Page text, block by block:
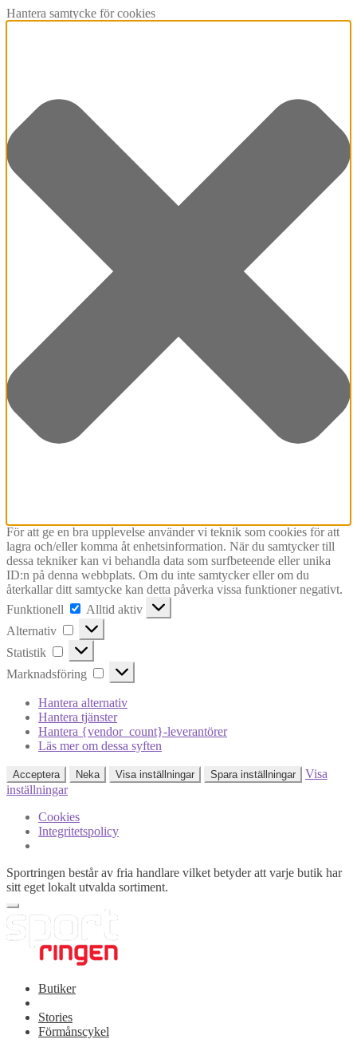
Hantera samtycke för cookies
För att ge en bra upplevelse använder vi teknik som cookies för att
lagra och/eller komma åt enhetsinformation. När du samtycker till
dessa tekniker kan vi behandla data som surfbeteende eller unika
ID:n på denna webbplats. Om du inte samtycker eller om du
återkallar ditt samtycke kan detta påverka vissa funktioner negativt.
Funktionell
Funktionell
Alltid aktiv
Alternativ
Alternativ
Statistik Statistik
Marknadsföring Marknadsföring
Hantera alternativ
Hantera tjänster
Hantera {vendor_count}-leverantörer
Läs mer om dessa syften
Acceptera Neka Visa inställningar Spara inställningar
Visa
inställningar
Cookies
Integritetspolicy
Sportringen består av fria handlare vilket betyder att varje butik har
sitt eget lokalt utvalda sortiment.
Butiker
Stories
Förmånscykel